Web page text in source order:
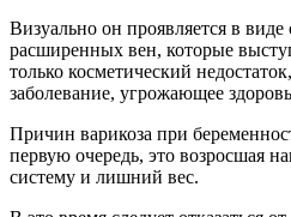
Визуально он проявляется в виде
расширенных вен, которые
только косметический
заболевание, угрожающее
Причин варикоза при
первую очередь, это возросшая
систему и лишний вес.